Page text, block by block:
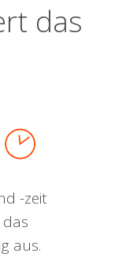
das
-zeit
aus.